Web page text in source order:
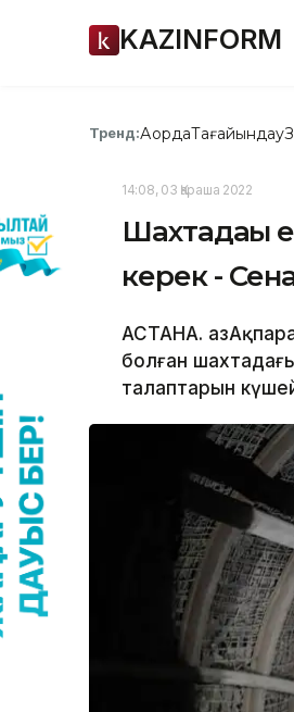
KAZINFORM
Тренд:АқордаТағайындау
14:08, 03 Қараша 2022
Шахтадағы
керек -
АСТАНА.
болған шахтадағы
талаптарын